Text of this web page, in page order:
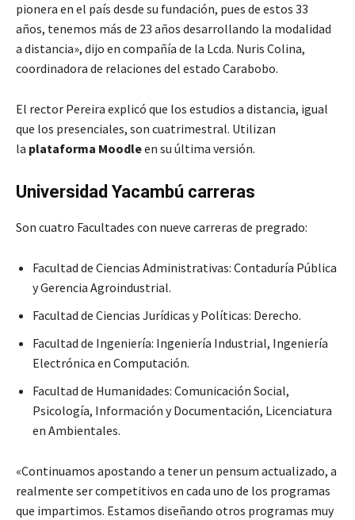
pionera en el país desde su fundación, pues de estos 33
años, tenemos más de 23 años desarrollando la modalidad
a distancia», dijo en compañía de la Lcda. Nuris Colina,
coordinadora de relaciones del estado Carabobo.
El rector Pereira explicó que los estudios a distancia, igual
que los presenciales, son cuatrimestral. Utilizan
la plataforma Moodleen su última versión.
Universidad Yacambú carreras
Son cuatro Facultades con nueve carreras de pregrado:
Facultad de Ciencias Administrativas: Contaduría Pública
y Gerencia Agroindustrial.
Facultad de Ciencias Jurídicas y Políticas: Derecho.
Facultad de Ingeniería: Ingeniería Industrial, Ingeniería
Electrónica en Computación.
Facultad de Humanidades: Comunicación Social,
Psicología, Información y Documentación, Licenciatura
en Ambientales.
«Continuamos apostando a tener un pensum actualizado, a
realmente ser competitivos en cada uno de los programas
que impartimos. Estamos diseñando otros programas muy